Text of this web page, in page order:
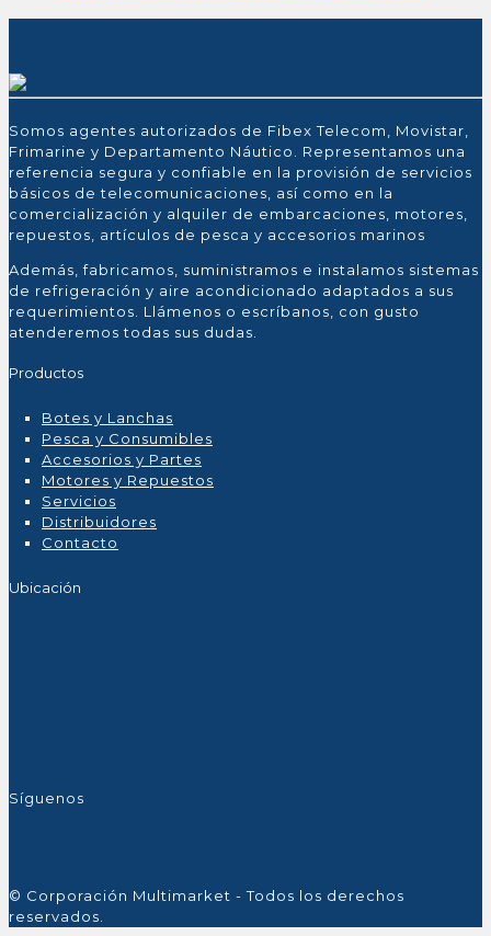
Somos agentes autorizados de Fibex Telecom, Movistar,
Frimarine y Departamento Náutico. Representamos una
referencia segura y confiable en la provisión de servicios
básicos de telecomunicaciones, así como en la
comercialización y alquiler de embarcaciones, motores,
repuestos, artículos de pesca y accesorios marinos
Además, fabricamos, suministramos e instalamos sistemas
de refrigeración y aire acondicionado adaptados a sus
requerimientos. Llámenos o escríbanos, con gusto
atenderemos todas sus dudas.
Productos
Botes y Lanchas
Pesca y Consumibles
Accesorios y Partes
Motores y Repuestos
Servicios
Distribuidores
Contacto
Ubicación
Síguenos
© Corporación Multimarket - Todos los derechos
reservados.